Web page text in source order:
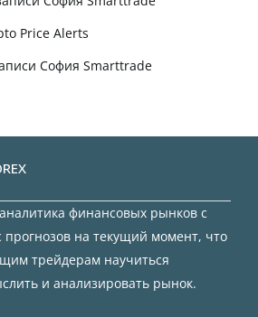
Price Alerts
София Smarttrade
финансовых рынков с
на текущий момент, что
трейдерам научиться
и анализировать рынок.